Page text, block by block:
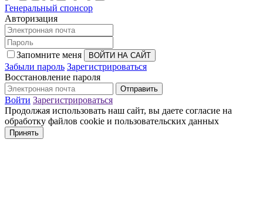
Генеральный спонсор
Авторизация
Запомните меня
Забыли пароль Зарегистрироваться
Восстановление пароля
Войти Зарегистрироваться
Продолжая использовать наш сайт, вы даете согласие на
обработку файлов cookie и пользовательских данных
Принять